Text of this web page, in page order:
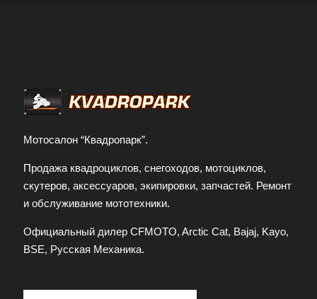
Мотосалон “Квадропарк”.
Продажа квадроциклов, снегоходов, мотоциклов,
скутеров, аксессуаров, экипировки, запчастей. Ремонт
и обслуживание мототехники.
Официальный дилер CFMOTO, Arctic Cat, Bajaj, Kayo,
BSE, Русская Механика.